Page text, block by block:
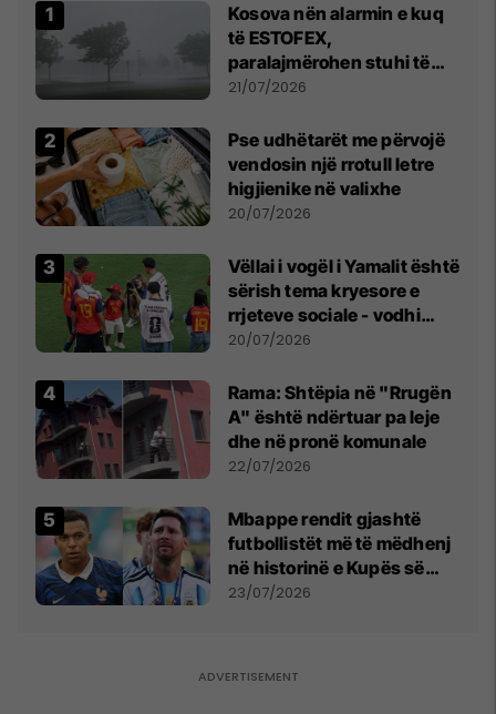
Kosova nën alarmin e kuq
të ESTOFEX,
paralajmërohen stuhi të
fuqishme me breshër dhe
21/07/2026
Pse udhëtarët me përvojë
vendosin një rrotull letre
higjienike në valixhe
20/07/2026
Vëllai i vogël i Yamalit është
sërish tema kryesore e
rrjeteve sociale - vodhi
vëmendjen pas finales së
20/07/2026
Rama: Shtëpia në "Rrugën
A" është ndërtuar pa leje
dhe në pronë komunale
22/07/2026
Mbappe rendit gjashtë
futbollistët më të mëdhenj
në historinë e Kupës së
Botës, Messi mbetet i dyti
23/07/2026